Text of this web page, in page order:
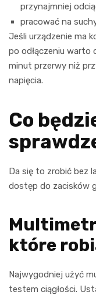
przynajmniej
pracować na
Jeśli urządzenie ma
po odłączeniu warto
minut przerwy niż
napięcia.
Co
Da się to zrobić bez
dostęp do zacisków
które
Najwygodniej użyć
testem ciągłości.